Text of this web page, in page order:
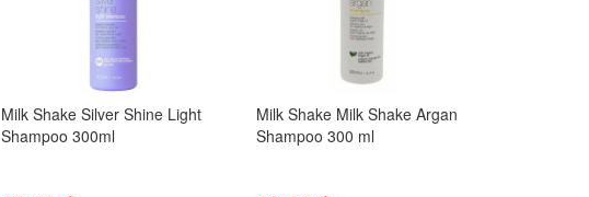
Milk Shake Silver Shine Light
Shampoo 300ml
Milk Shake Milk Shake Argan
Shampoo 300 ml